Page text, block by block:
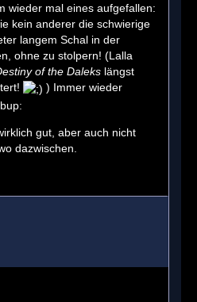
wieder mal eines aufgefallen:
kein anderer die schwierige
langem Schal in der
ohne zu stolpern! (Lalla
of the Daleks längst
) Immer wieder
gut, aber auch nicht
dazwischen.